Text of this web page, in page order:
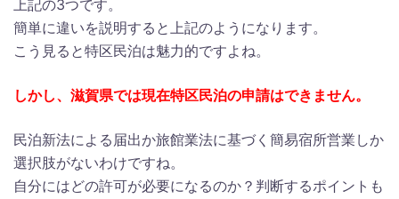
上記の3つです。
簡単に違いを説明すると上記のようになります。
こう見ると特区民泊は魅力的ですよね。
しかし、滋賀県では現在特区民泊の申請はできません。
民泊新法による届出か旅館業法に基づく簡易宿所営業しか
選択肢がないわけですね。
自分にはどの許可が必要になるのか？判断するポイントも